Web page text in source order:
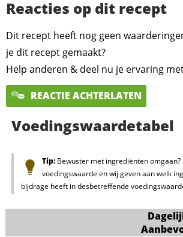
Reacties op dit recept
Dit recept heeft nog geen
je dit recept gemaakt?
Help anderen & deel nu je ervaring
REACTIE ACHTERLATEN
Voedingswaardetabel
Tip:Bewuster met ingrediënten omgaan?
voedingswaarde en wij geven aan welk
bijdrage heeft in desbetreffende